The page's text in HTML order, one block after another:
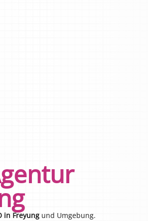
in Freyung und Umgebung.